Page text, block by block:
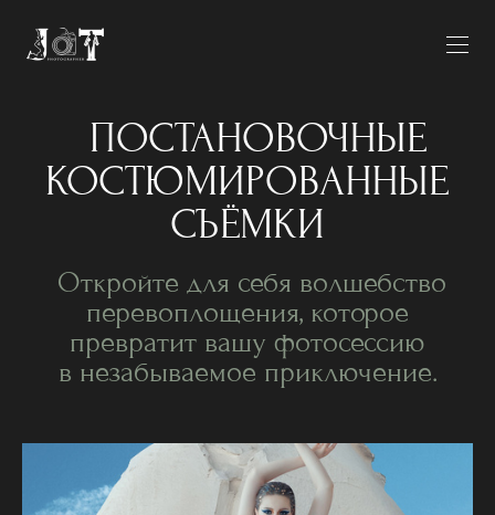
ПОСТАНОВОЧНЫЕ
КОСТЮМИРОВАННЫЕ
СЪЁМКИ
Откройте для себя волшебство
перевоплощения, которое
превратит вашу фотосессию
в незабываемое приключение.